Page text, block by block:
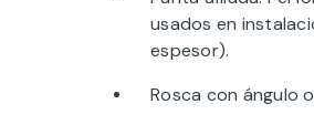
usados en
espesor).
Rosca con ángulo